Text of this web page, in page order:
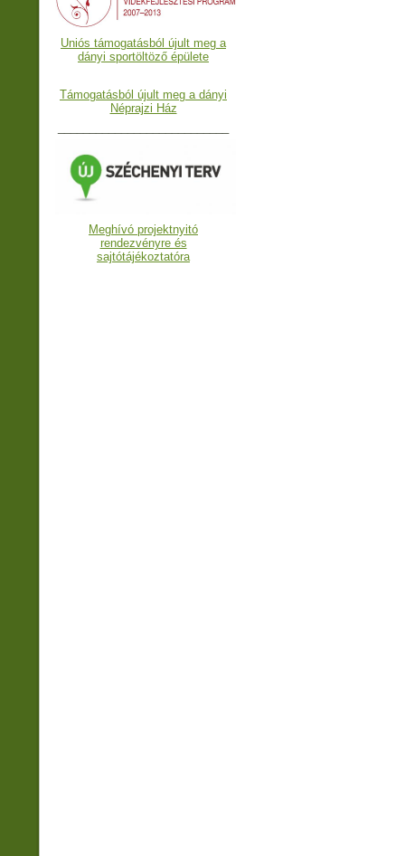
Uniós támogatásból újult meg a
dányi sportöltöző épülete
Támogatásból újult meg a dányi
Néprajzi Ház
Meghívó projektnyitó
rendezvényre és
sajtótájékoztatóra